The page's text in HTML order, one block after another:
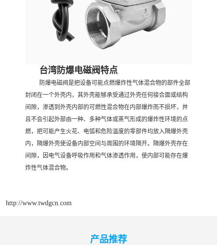
台湾防爆电磁阀特点
防爆电磁阀是把设备可能点燃爆炸性气体混合物的部件全部
封闭在一个外壳内，其外壳能够承受通过外壳任何接合面或结构
间隙，渗透到外壳内部的可燃性混合物在内部爆炸而不损坏，并
且不会引起外部由一种、多种气体或蒸气形成的爆炸性环境的点
燃，把可能产生火花、电弧和危险温度的零部件均放入隔爆外壳
内，隔爆外壳使设备内部空间与周围的环境隔开。隔爆外壳存在
间隙，因电气设备呼吸作用和气体渗透作用，使内部可能存在爆
炸性气体混合物。
http://www.twdgcn.com
产品推荐